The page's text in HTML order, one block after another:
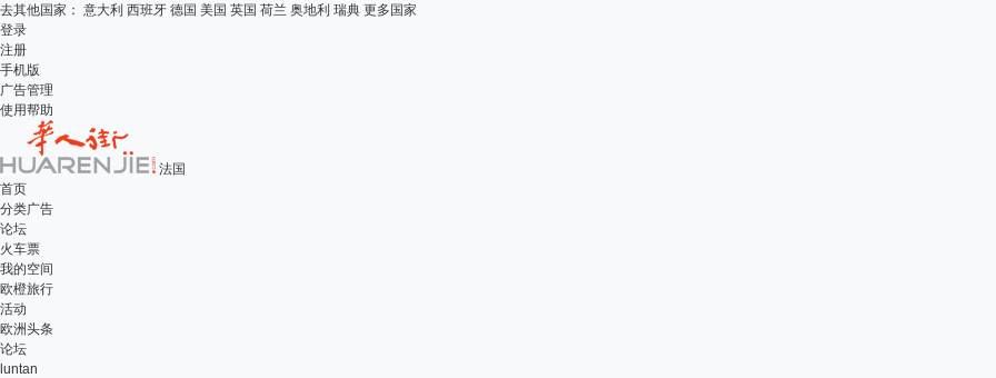
去其他国家： 意大利 西班牙 德国 美国 英国 荷兰 奥地利 瑞典 更多国家
登录
注册
手机版
广告管理
使用帮助
法国
首页
分类广告
论坛
火车票
我的空间
欧橙旅行
活动
欧洲头条
论坛
luntan